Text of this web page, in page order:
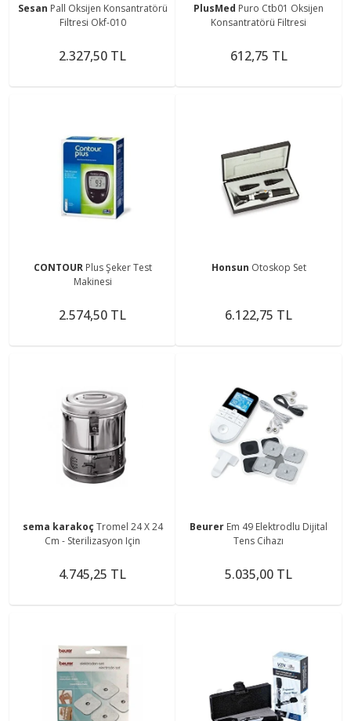
Sesan Pall Oksijen Konsantratörü
Filtresi Okf-010
2.327,50 TL
PlusMed Puro Ctb01 Oksijen
Konsantratörü Filtresi
612,75 TL
CONTOUR Plus Şeker Test
Makinesi
2.574,50 TL
Honsun Otoskop Set
6.122,75 TL
sema karakoç Tromel 24 X 24
Cm - Sterilizasyon Için
4.745,25 TL
Beurer Em 49 Elektrodlu Dijital
Tens Cihazı
5.035,00 TL